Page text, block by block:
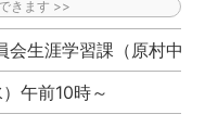
会生涯学習課（原村中
午前10時～